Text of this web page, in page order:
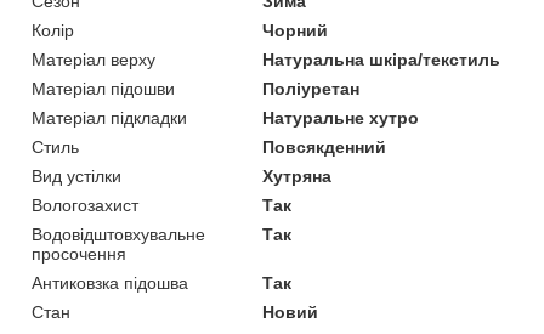
Колір
Чорний
Матеріал верху
Натуральна шкіра/текстиль
Матеріал підошви
Поліуретан
Матеріал підкладки
Натуральне хутро
Стиль
Повсякденний
Вид устілки
Хутряна
Вологозахист
Так
Водовідштовхувальне
просочення
Так
Антиковзка підошва
Так
Стан
Новий